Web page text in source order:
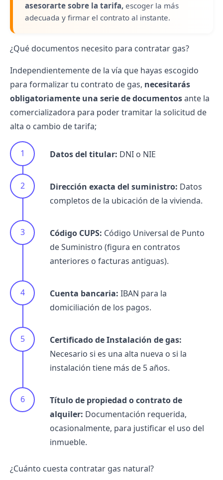
asesorarte sobre la tarifa, escoger la más
adecuada y firmar el contrato al instante.
¿Qué documentos necesito para contratar gas?
Independientemente de la vía que hayas escogido
para formalizar tu contrato de gas, necesitarás
obligatoriamente una serie de documentosante la
comercializadora para poder tramitar la solicitud de
alta o cambio de tarifa;
Datos del titular: DNI o NIE
Dirección exacta del suministro: Datos
completos de la ubicación de la vivienda.
Código CUPS: Código Universal de Punto
de Suministro (figura en contratos
anteriores o facturas antiguas).
Cuenta bancaria: IBAN para la
domiciliación de los pagos.
Certificado de Instalación de gas:
Necesario si es una alta nueva o si la
instalación tiene más de 5 años.
Título de propiedad o contrato de
alquiler: Documentación requerida,
ocasionalmente, para justificar el uso del
inmueble.
¿Cuánto cuesta contratar gas natural?